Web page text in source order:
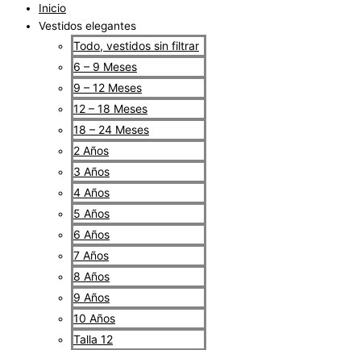
Inicio
Vestidos elegantes
Todo, vestidos sin filtrar
6 – 9 Meses
9 – 12 Meses
12 – 18 Meses
18 – 24 Meses
2 Años
3 Años
4 Años
5 Años
6 Años
7 Años
8 Años
9 Años
10 Años
Talla 12